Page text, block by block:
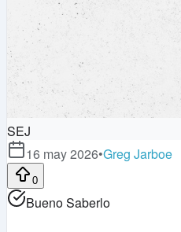
SEJ
16 may 2026•Greg Jarboe
0
Bueno Saberlo